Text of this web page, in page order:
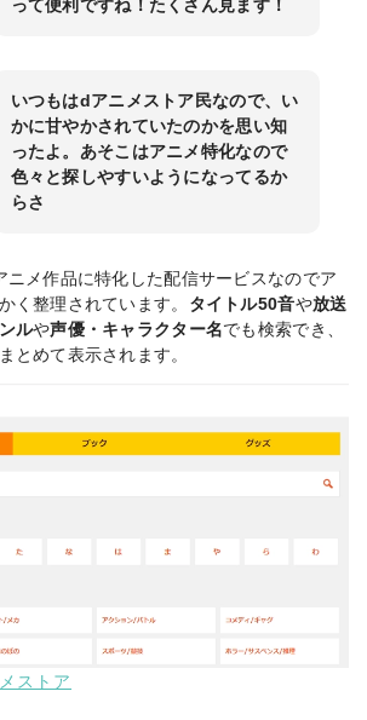
って便利ですね！たくさん見ます！
いつもはdアニメストア民なので、い
かに甘やかされていたのかを思い知
ったよ。あそこはアニメ特化なので
色々と探しやすいようになってるか
らさ
ニメ作品に特化した配信サービスなのでア
く整理されています。 タイトル50音や放送
ルや声優・キャラクター名でも検索でき、
とめて表示されます。
ストア